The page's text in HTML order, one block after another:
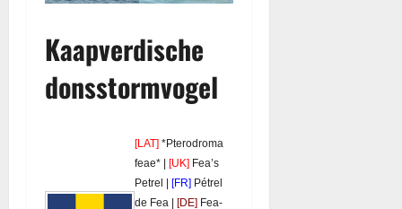
Kaapverdische
donsstormvogel
[LAT] *Pterodroma
feae* | [UK] Fea’s
Petrel | [FR] Pétrel
de Fea | [DE] Fea-